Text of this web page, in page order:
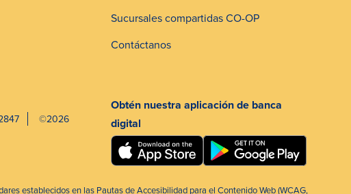
Sucursales compartidas CO-OP
Contáctanos
©2026
Obtén nuestra aplicación de banca
digital
establecidos en las Pautas de Accesibilidad para el Contenido Web (WCAG,